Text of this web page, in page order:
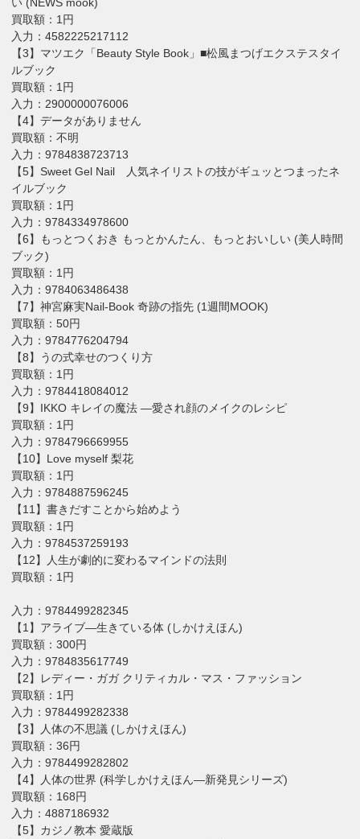
買取額：1円
入力：4582225217112
【3】マツエク「Beauty Style Book」■松風まつげエクステスタイ
ルブック
買取額：1円
入力：2900000076006
【4】データがありません
買取額：不明
入力：9784838723713
【5】Sweet Gel Nail 人気ネイリストの技がギュッとつまったネ
イルブック
買取額：1円
入力：9784334978600
【6】もっとつくおき もっとかんたん、もっとおいしい (美人時間
ブック)
買取額：1円
入力：9784063486438
【7】神宮麻実Nail-Book 奇跡の指先 (1週間MOOK)
買取額：50円
入力：9784776204794
【8】うの式幸せのつくり方
買取額：1円
入力：9784418084012
【9】IKKO キレイの魔法 ―愛され顔のメイクのレシピ
買取額：1円
入力：9784796669955
【10】Love myself 梨花
買取額：1円
入力：9784887596245
【11】書きだすことから始めよう
買取額：1円
入力：9784537259193
【12】人生が劇的に変わるマインドの法則
買取額：1円
入力：9784499282345
【1】アライブ―生きている体 (しかけえほん)
買取額：300円
入力：9784835617749
【2】レディー・ガガ クリティカル・マス・ファッション
買取額：1円
入力：9784499282338
【3】人体の不思議 (しかけえほん)
買取額：36円
入力：9784499282802
【4】人体の世界 (科学しかけえほん―新発見シリーズ)
買取額：168円
入力：4887186932
【5】カジノ教本 愛蔵版